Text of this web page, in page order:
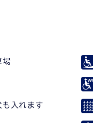
場
入れます